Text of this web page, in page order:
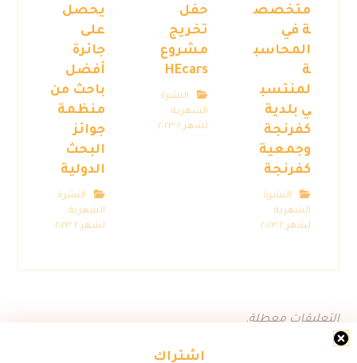
اشتراك
متخصص
ة في
المحاسب
ة
لمنتسب
ي بلدية
كفرنجة
وجمعية
كفرنجة
النشرة
الشهرية
لشهر ٢ ٢٠٢٣
حفل
تخريج
مشروع
HEcars
النشرة
الشهرية
لشهر ٢ ٢٠٢٣
يحصل
على
جائرة
أفضل
باحث من
منظمة
جوائز
البحث
الدولية
النشرة
الشهرية
لشهر ٢ ٢٠٢٣
التعليقات معطلة.